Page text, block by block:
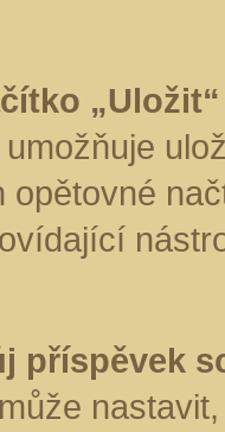
opětovné
příspěvek